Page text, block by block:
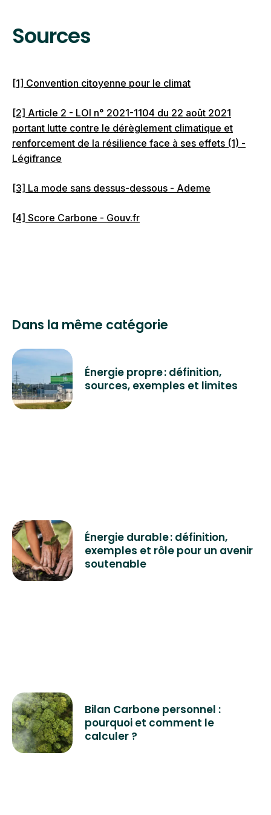
Sources
[1] Convention citoyenne pour le climat
[2] Article 2 - LOI n° 2021-1104 du 22 août 2021
portant lutte contre le dérèglement climatique et
renforcement de la résilience face à ses effets (1) -
Légifrance
[3] La mode sans dessus-dessous - Ademe
[4] Score Carbone - Gouv.fr
Dans la même catégorie
Énergie propre : définition,
sources, exemples et limites
Énergie durable : définition,
exemples et rôle pour un avenir
soutenable
Bilan Carbone personnel :
pourquoi et comment le
calculer ?